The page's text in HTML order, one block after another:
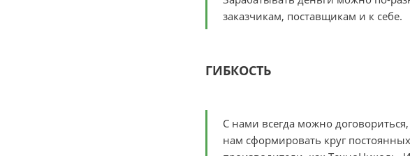
заказчикам, поставщикам и к себе.
ГИБКОСТЬ
С нами всегда можно
нам сформировать круг